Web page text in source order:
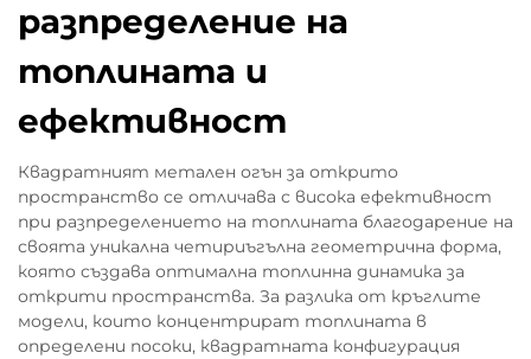
разпределение на
топлината и
ефективност
Квадратният метален огън за открито
пространство се отличава с висока ефективност
при разпределението на топлината благодарение на
своята уникална четириъгълна геометрична форма,
която създава оптимална топлинна динамика за
открити пространства. За разлика от кръглите
модели, които концентрират топлината в
определени посоки, квадратната конфигурация